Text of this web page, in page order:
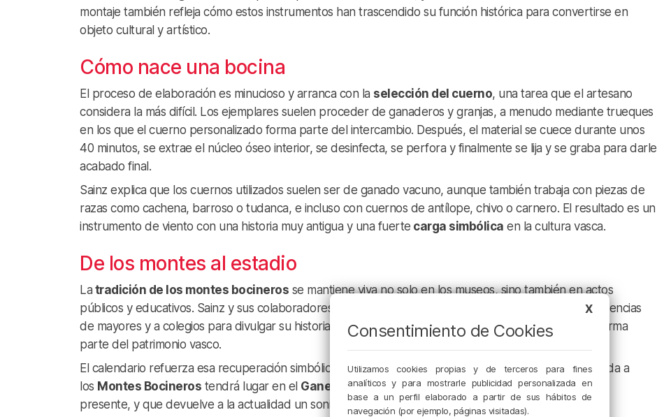
montaje también refleja cómo estos instrumentos han trascendido su función histórica para convertirse en
objeto cultural y artístico.
Cómo nace una bocina
El proceso de elaboración es minucioso y arranca con la selección del cuerno, una tarea que el artesano
considera la más difícil. Los ejemplares suelen proceder de ganaderos y granjas, a menudo mediante trueques
en los que el cuerno personalizado forma parte del intercambio. Después, el material se cuece durante unos
40 minutos, se extrae el núcleo óseo interior, se desinfecta, se perfora y finalmente se lija y se graba para darle
acabado final.
Sainz explica que los cuernos utilizados suelen ser de ganado vacuno, aunque también trabaja con piezas de
razas como cachena, barroso o tudanca, e incluso con cuernos de antílope, chivo o carnero. El resultado es un
instrumento de viento con una historia muy antigua y una fuerte carga simbólica en la cultura vasca.
De los montes al estadio
La tradición de los montes bocineros se mantiene viva no solo en los museos, sino también en actos
públicos y educativos. Sainz y sus colaboradores han llevado las bocinas a San Mamés, al BEC, a residencias
de mayores y a colegios para divulgar su historia y acercar a nuevas generaciones una práctica que forma
parte del patrimonio vasco.
El calendario refuerza esa recuperación simbólica: además de la exposición en Bilbao, este año la subida a
los Montes Bocineros tendrá lugar en el Ganekogorta el 7 de junio. Una cita que enlaza pasado y
presente, y que devuelve a la actualidad un sonido que durante siglos convocó a la comunidad.
X
Consentimiento de Cookies
Utilizamos cookies propias y de terceros para fines
analíticos y para mostrarle publicidad personalizada en
base a un perfil elaborado a partir de sus hábitos de
navegación (por ejemplo, páginas visitadas).